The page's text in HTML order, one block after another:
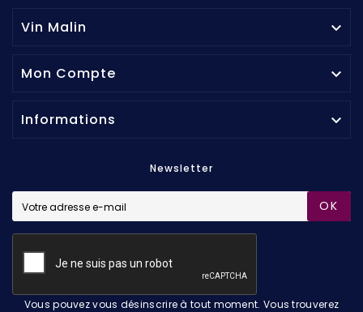
Vin Malin 
Mon Compte 
Informations 
Newsletter
OK
Vous pouvez vous désinscrire à tout moment. Vous trouverez